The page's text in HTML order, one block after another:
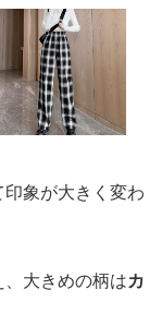
象が大きく変わ
、大きめの柄はカ